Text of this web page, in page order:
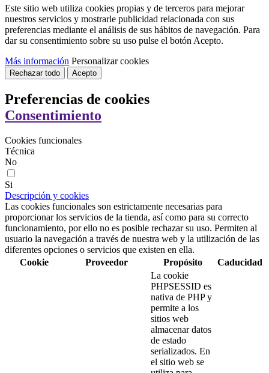
Este sitio web utiliza cookies propias y de terceros para mejorar
nuestros servicios y mostrarle publicidad relacionada con sus
preferencias mediante el análisis de sus hábitos de navegación. Para
dar su consentimiento sobre su uso pulse el botón Acepto.
Más información Personalizar cookies
Rechazar todo Acepto
Preferencias de cookies
Consentimiento
Cookies funcionales
Técnica
No
Si
Descripción y cookies
Las cookies funcionales son estrictamente necesarias para
proporcionar los servicios de la tienda, así como para su correcto
funcionamiento, por ello no es posible rechazar su uso. Permiten al
usuario la navegación a través de nuestra web y la utilización de las
diferentes opciones o servicios que existen en ella.
Cookie
Proveedor Propósito Caducidad
La cookie
PHPSESSID es
nativa de PHP y
permite a los
sitios web
almacenar datos
de estado
serializados. En
el sitio web se